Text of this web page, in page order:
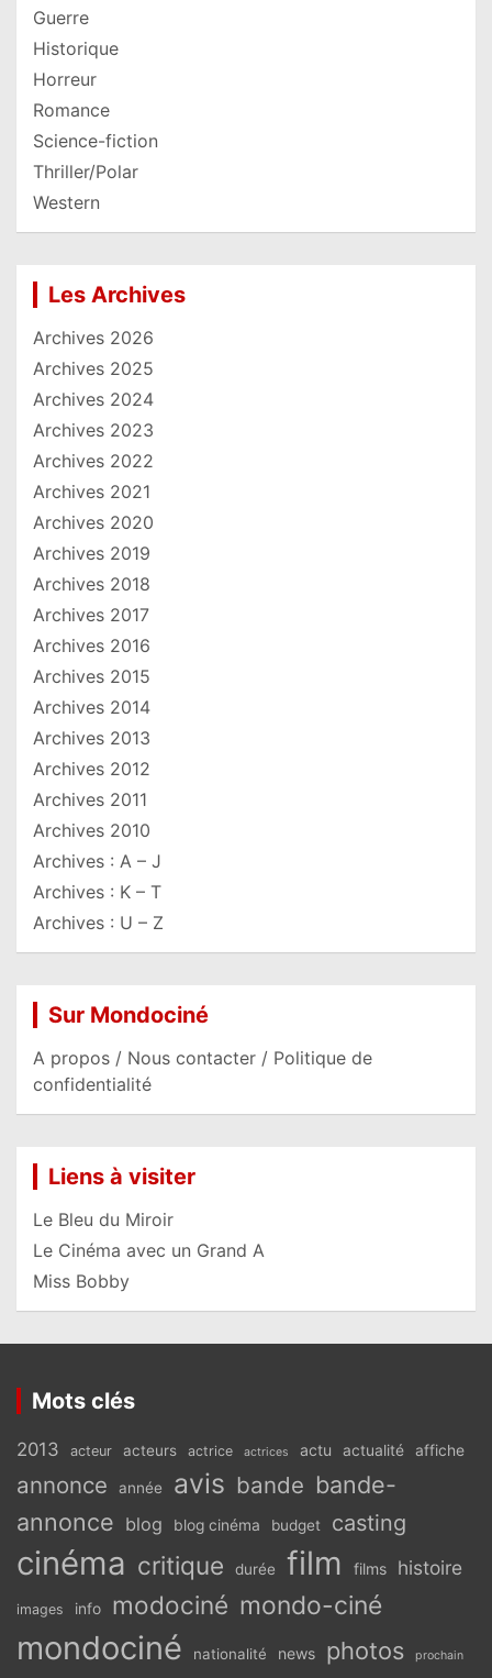
Guerre
Historique
Horreur
Romance
Science-fiction
Thriller/Polar
Western
Les Archives
Archives 2026
Archives 2025
Archives 2024
Archives 2023
Archives 2022
Archives 2021
Archives 2020
Archives 2019
Archives 2018
Archives 2017
Archives 2016
Archives 2015
Archives 2014
Archives 2013
Archives 2012
Archives 2011
Archives 2010
Archives : A – J
Archives : K – T
Archives : U – Z
Sur Mondociné
A propos / Nous contacter / Politique de
confidentialité
Liens à visiter
Le Bleu du Miroir
Le Cinéma avec un Grand A
Miss Bobby
Mots clés
2013 acteur acteurs actrice actrices actu actualité affiche
annonce année avis bande bande-
annonce blog blog cinéma budget casting
cinéma critique durée film films histoire
images info modociné mondo-ciné
mondociné nationalité news photos prochain